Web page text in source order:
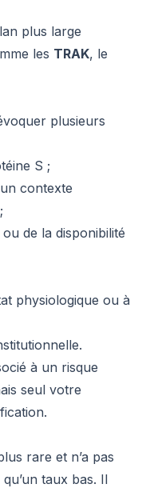
plus large
les TRAK, le
plusieurs
S ;
contexte
de la disponibilité
physiologique ou à
à un risque
seul votre
rare et n’a pas
taux bas. Il